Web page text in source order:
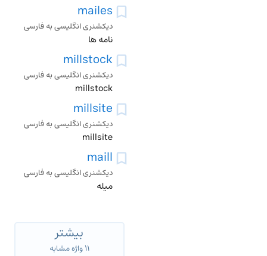
mailes
دیکشنری انگلیسی به فارسی
نامه ها
millstock
دیکشنری انگلیسی به فارسی
millstock
millsite
دیکشنری انگلیسی به فارسی
millsite
maill
دیکشنری انگلیسی به فارسی
میله
بیشتر
۱۱ واژه مشابه